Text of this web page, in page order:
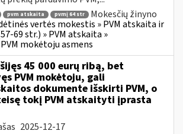
pvm atskaita pvmį 64 str
Mokesčių žinyno
vertės mokestis » PVM atskaita ir
69 str.) » PVM atskaita »
mokėtoju asmens
45 000 eurų ribą, bet
PVM mokėtoju, gali
dokumente išskirti PVM, o
tokį PVM atskaityti įprasta
2025-12-17